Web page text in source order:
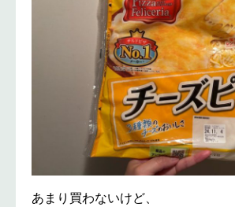
あまり買わないけど、